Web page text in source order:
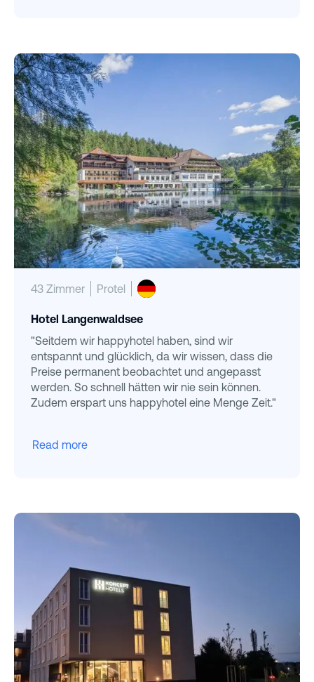
43 Zimmer Protel
Hotel Langenwaldsee
"Seitdem wir happyhotel haben, sind wir
entspannt und glücklich, da wir wissen, dass die
Preise permanent beobachtet und angepasst
werden. So schnell hätten wir nie sein können.
Zudem erspart uns happyhotel eine Menge Zeit."
Read more